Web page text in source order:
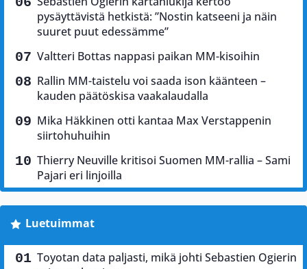
pysäyttävistä hetkistä: ”Nostin katseeni ja näin
suuret puut edessämme”
Valtteri Bottas nappasi paikan MM-kisoihin
Rallin MM-taistelu voi saada ison käänteen –
kauden päätöskisa vaakalaudalla
Mika Häkkinen otti kantaa Max Verstappenin
siirtohuhuihin
Thierry Neuville kritisoi Suomen MM-rallia – Sami
Pajari eri linjoilla
Luetuimmat
Toyotan data paljasti, mikä johti Sebastien Ogierin